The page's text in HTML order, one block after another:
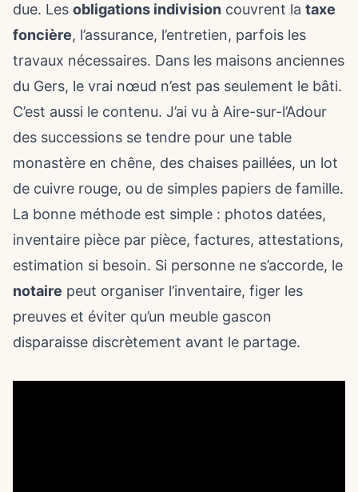
due. Les obligations indivision couvrent la taxe
foncière, l’assurance, l’entretien, parfois les
travaux nécessaires. Dans les maisons anciennes
du Gers, le vrai nœud n’est pas seulement le bâti.
C’est aussi le contenu. J’ai vu à Aire-sur-l’Adour
des successions se tendre pour une table
monastère en chêne, des chaises paillées, un lot
de cuivre rouge, ou de simples papiers de famille.
La bonne méthode est simple : photos datées,
inventaire pièce par pièce, factures, attestations,
estimation si besoin. Si personne ne s’accorde, le
notaire peut organiser l’inventaire, figer les
preuves et éviter qu’un meuble gascon
disparaisse discrètement avant le partage.